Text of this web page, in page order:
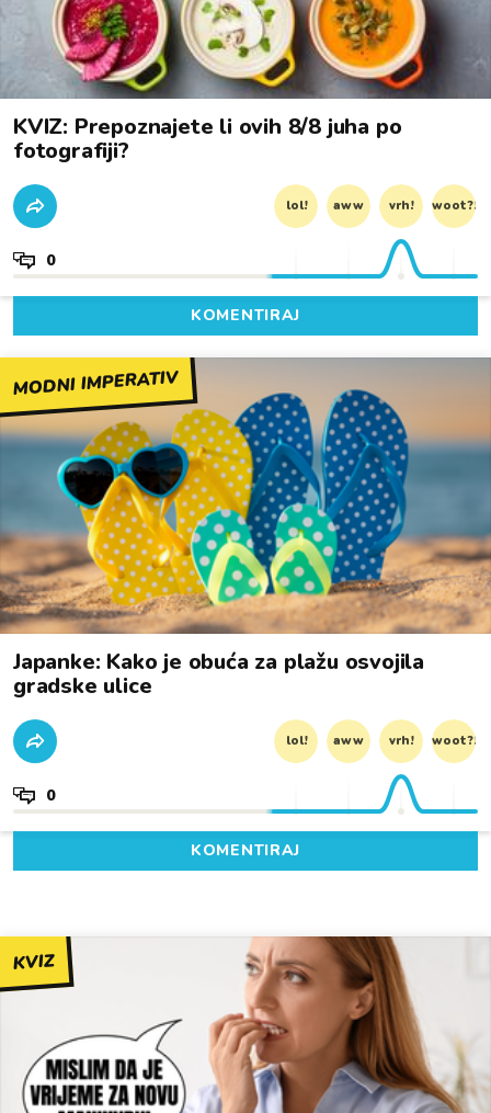
KVIZ: Prepoznajete li ovih 8/8 juha po
fotografiji?
lol! aww vrh! woot?!
0
KOMENTIRAJ
MODNI IMPERATIV
Japanke: Kako je obuća za plažu osvojila
gradske ulice
lol! aww vrh! woot?!
0
KOMENTIRAJ
KVIZ